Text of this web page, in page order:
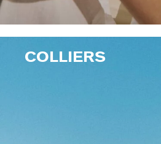
COLLIERS